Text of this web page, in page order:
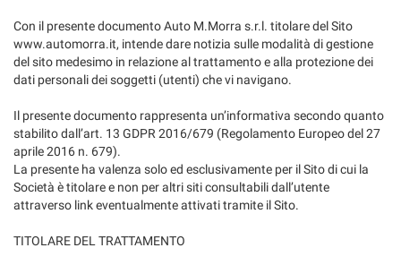
ACQUISTIAMO LA TUA
SMART
RECENSIONI
CONTATTI
Con il presente documento Auto M.Morra s.r.l. titolare del Sito
www.automorra.it, intende dare notizia sulle modalità di gestione
del sito medesimo in relazione al trattamento e alla protezione dei
dati personali dei soggetti (utenti) che vi navigano.
Il presente documento rappresenta un’informativa secondo quanto
stabilito dall’art. 13 GDPR 2016/679 (Regolamento Europeo del 27
aprile 2016 n. 679).
La presente ha valenza solo ed esclusivamente per il Sito di cui la
Società è titolare e non per altri siti consultabili dall’utente
attraverso link eventualmente attivati tramite il Sito.
TITOLARE DEL TRATTAMENTO
di
esprimere
le
tue
di
consenso
alle
tecnologie
di
tracciamento
adottiamo